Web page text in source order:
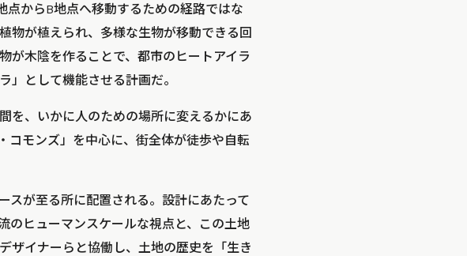
からB地点へ移動するための経路ではな
物が植えられ、多様な生物が移動できる回
が木陰を作ることで、都市のヒートアイラ
」として機能させる計画だ。
を、いかに人のための場所に変えるかにあ
コモンズ」を中心に、街全体が徒歩や自転
スが至る所に配置される。設計にあたって
のヒューマンスケールな視点と、この土地
ザイナーらと協働し、土地の歴史を「生き